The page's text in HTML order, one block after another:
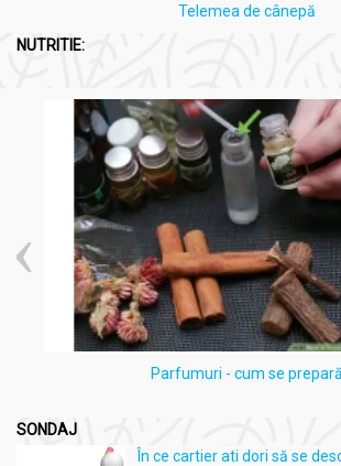
Telemea de cânepă
NUTRITIE:
Parfumuri - cum se prepară
SONDAJ
În ce cartier ati dori să se